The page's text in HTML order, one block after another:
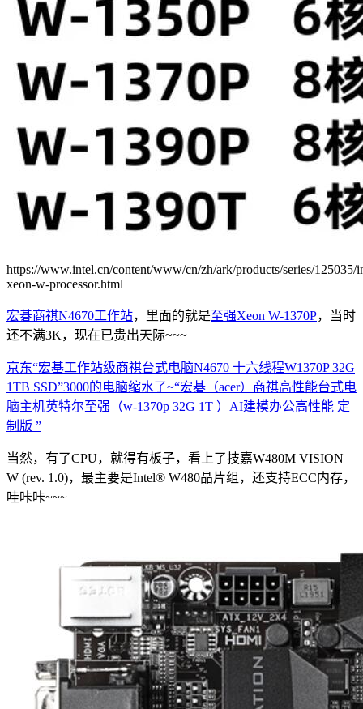
https://www.intel.cn/content/www/cn/zh/ark/products/series/125035/
xeon-w-processor.html
宏碁商祺N4670工作站，里面的就是至强Xeon W-1370P，当时
还不满3K，现在已贵出天际~~~
京东“宏基工作站级商祺台式电脑N4670 十六线程W1370P 32G
1TB SSD”3000的电脑缩水了~“宏碁（acer）商祺高性能台式电
脑主机英特尔至强（w-1370p 32G 1T ）AI建模办公高性能 定
制版 ”
当然，有了CPU，就得有板子，看上了技嘉W480M VISION
W (rev. 1.0)，最主要是Intel® W480晶片组，还支持ECC内存，
哇咔咔~~~